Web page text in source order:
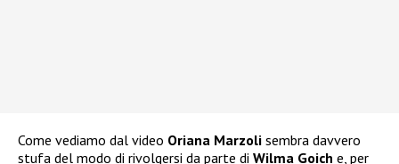
Come vediamo dal video Oriana Marzoli sembra davvero
stufa del modo di rivolgersi da parte di Wilma Goich e, per